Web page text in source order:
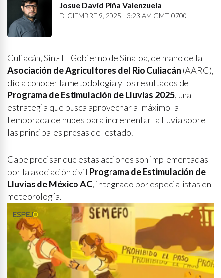
Josue David Piña Valenzuela
DICIEMBRE 9, 2025 - 3:23 AM GMT-0700
Culiacán, Sin.- El Gobierno de Sinaloa, de mano de la
Asociación de Agricultores del Rio Culiacán (AARC),
dio a conocer la metodología y los resultados del
Programa de Estimulación de Lluvias 2025, una
estrategia que busca aprovechar al máximo la
temporada de nubes para incrementar la lluvia sobre
las principales presas del estado.
Cabe precisar que estas acciones son implementadas
por la asociación civil Programa de Estimulación de
Lluvias de México AC, integrado por especialistas en
meteorología.